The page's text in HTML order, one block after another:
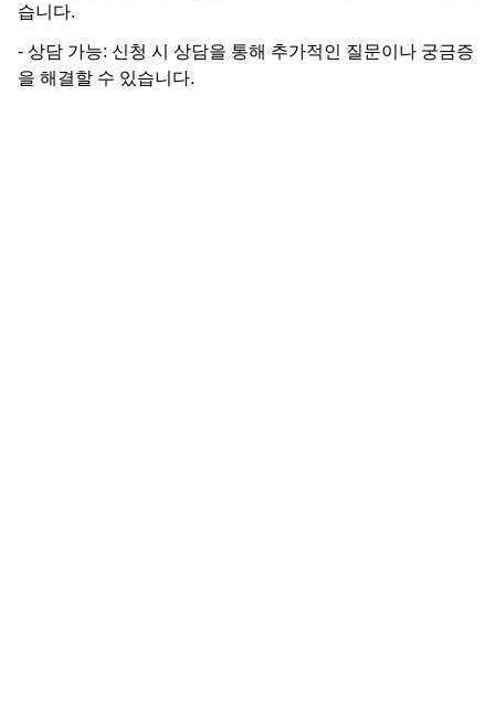
습니다.
- 상담 가능: 신청 시 상담을 통해 추가적인 질문이나 궁금증
을 해결할 수 있습니다.